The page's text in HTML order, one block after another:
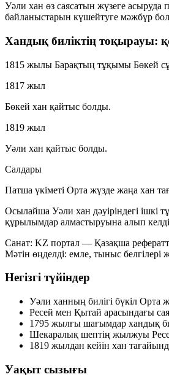
Уәли хан өз саясатын жүзеге асыруда
байланыстарын күшейтуге мәжбүр
Хандық биліктің тоқырауы:
1815 жылы Барақтың тұқымы Бөкей
1817 жыл
Бөкей хан қайтыс болды.
1819 жыл
Уәли хан қайтыс болды.
Салдары
Патша үкіметі Орта жүзде жаңа хан
Осылайша Уәли хан дәуіріндегі ішкі
құрылымдар алмастыруына алып
Санат: KZ портал — Қазақша
Мәтін өңделді: емле, тыныс белгілері
Негізгі түйіндер
Уәли ханның билігі бүкіл Орта
Ресей мен Қытай арасындағы
1795 жылғы шағымдар хандық
Шекаралық шептің жылжуы
1819 жылдан кейін хан
Уақыт сызығы